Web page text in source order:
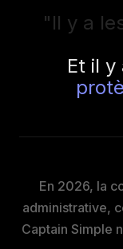
"Il y a
Et il y
En 2026, la
administrative,
Captain Simple